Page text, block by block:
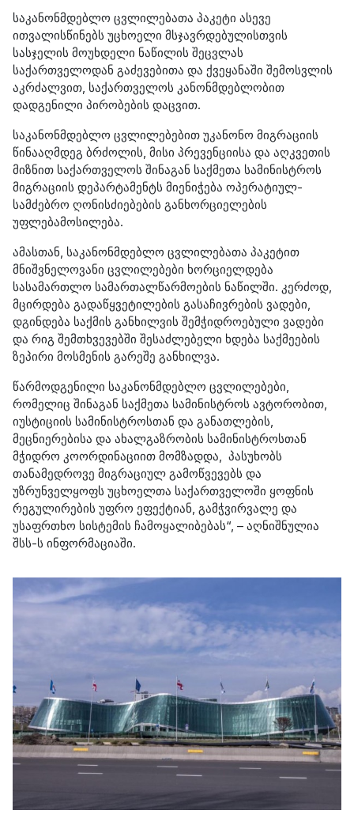
საკანონმდებლო ცვლილებათა პაკეტი ასევე
ითვალისწინებს უცხოელი მსჯავრდებულისთვის
სასჯელის მოუხდელი ნაწილის შეცვლას
საქართველოდან გაძევებითა და ქვეყანაში შემოსვლის
აკრძალვით, საქართველოს კანონმდებლობით
დადგენილი პირობების დაცვით.
საკანონმდებლო ცვლილებებით უკანონო მიგრაციის
წინააღმდეგ ბრძოლის, მისი პრევენციისა და აღკვეთის
მიზნით საქართველოს შინაგან საქმეთა სამინისტროს
მიგრაციის დეპარტამენტს მიენიჭება ოპერატიულ-
სამძებრო ღონისძიებების განხორციელების
უფლებამოსილება.
ამასთან, საკანონმდებლო ცვლილებათა პაკეტით
მნიშვნელოვანი ცვლილებები ხორციელდება
სასამართლო სამართალწარმოების ნაწილში. კერძოდ,
მცირდება გადაწყვეტილების გასაჩივრების ვადები,
დგინდება საქმის განხილვის შემჭიდროებული ვადები
და რიგ შემთხვევებში შესაძლებელი ხდება საქმეების
ზეპირი მოსმენის გარეშე განხილვა.
წარმოდგენილი საკანონმდებლო ცვლილებები,
რომელიც შინაგან საქმეთა სამინისტროს ავტორობით,
იუსტიციის სამინისტროსთან და განათლების,
მეცნიერებისა და ახალგაზრობის სამინისტროსთან
მჭიდრო კოორდინაციით მომზადდა, პასუხობს
თანამედროვე მიგრაციულ გამოწვევებს და
უზრუნველყოფს უცხოელთა საქართველოში ყოფნის
რეგულირების უფრო ეფექტიან, გამჭვირვალე და
უსაფრთხო სისტემის ჩამოყალიბებას“, – აღნიშნულია
შსს-ს ინფორმაციაში.